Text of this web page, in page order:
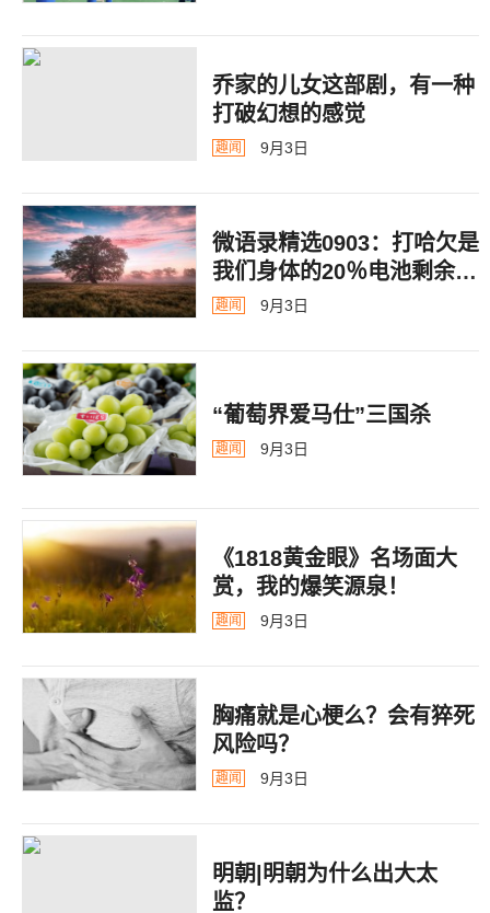
乔家的儿女这部剧，有一种
打破幻想的感觉
趣闻 9月3日
微语录精选0903：打哈欠是
我们身体的20％电池剩余警
告
趣闻 9月3日
“葡萄界爱马仕”三国杀
趣闻 9月3日
《1818黄金眼》名场面大
赏，我的爆笑源泉！
趣闻 9月3日
胸痛就是心梗么？会有猝死
风险吗？
趣闻 9月3日
明朝|明朝为什么出大太
监？ ​​​